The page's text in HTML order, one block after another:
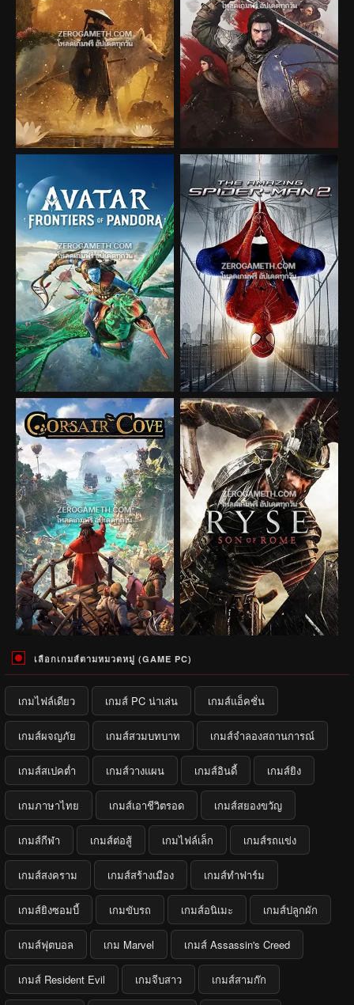
เลือกเกมส์ตามหมวดหมู่ (GAME PC)
เกมไฟล์เดียว เกมส์ PC น่าเล่น เกมส์แอ็คชั่น
เกมส์ผจญภัย เกมส์สวมบทบาท เกมส์จำลองสถานการณ์
เกมส์สเปคต่ำ เกมส์วางแผน เกมส์อินดี้ เกมส์ยิง
เกมภาษาไทย เกมส์เอาชีวิตรอด เกมส์สยองขวัญ
เกมส์กีฬา เกมส์ต่อสู้ เกมไฟล์เล็ก เกมส์รถแข่ง
เกมส์สงคราม เกมส์สร้างเมือง เกมส์ทำฟาร์ม
เกมส์ยิงซอมบี้ เกมขับรถ เกมส์อนิเมะ เกมส์ปลูกผัก
เกมส์ฟุตบอล เกม Marvel เกมส์ Assassin's Creed
เกมส์ Resident Evil เกมจีบสาว เกมส์สามก๊ก